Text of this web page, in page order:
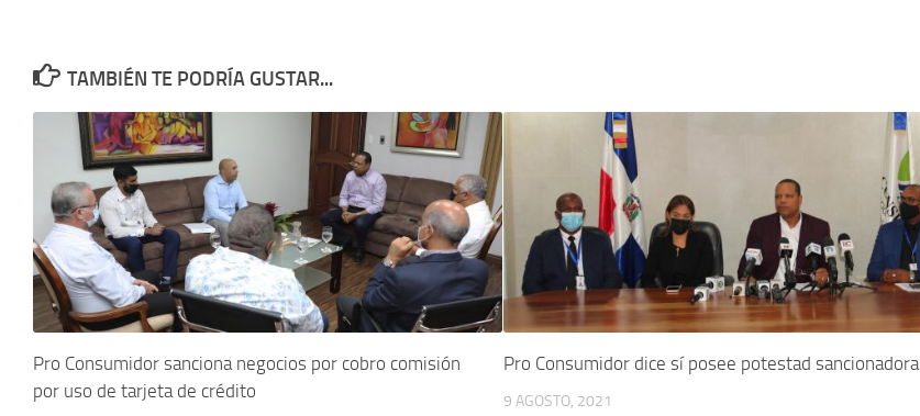
TAMBIÉN TE PODRÍA GUSTAR...
Pro Consumidor sanciona negocios por cobro comisión
por uso de tarjeta de crédito
Pro Consumidor dice sí posee potestad sancionadora
9 AGOSTO, 2021